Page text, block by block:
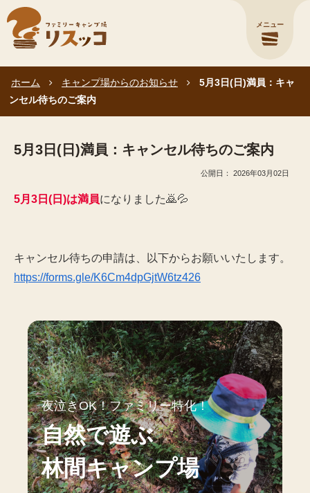
メニュー
ホーム キャンプ場からのお知らせ
5月3日(日)満員：キャ
ンセル待ちのご案内
5月3日(日)満員：キャンセル待ちのご案内
2026年03月02日
5月3日(日)は満員になりました🙇💦
キャンセル待ちの申請は、以下からお願いいたします。
https://forms.gle/K6Cm4dpGjtW6tz426
夜泣きOK！ファミリー特化！
自然で遊ぶ
林間キャンプ場